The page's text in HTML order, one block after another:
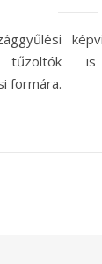
formára.